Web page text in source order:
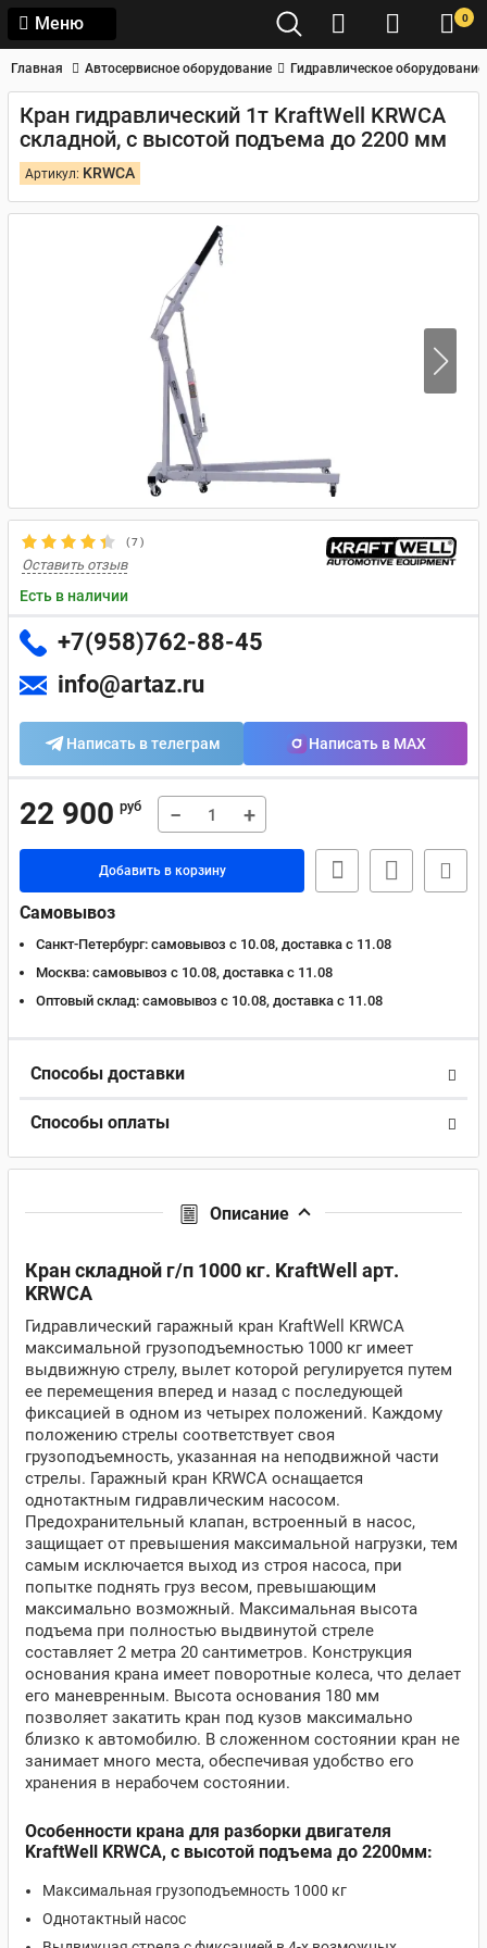
Меню 0
Главная Автосервисное оборудование Гидравлическое оборудование
Кран гидравлический 1т KraftWell KRWCA
складной, с высотой подъема до 2200 мм
Артикул: KRWCA
(7)
Оставить отзыв
Есть в наличии
+7(958)762-88-45
info@artaz.ru
Написать в телеграм Написать в MAX
22 900 руб − +
Добавить в корзину
Самовывоз
Санкт-Петербург: самовывоз с 10.08, доставка c 11.08
Москва: самовывоз с 10.08, доставка c 11.08
Оптовый склад: самовывоз с 10.08, доставка c 11.08
Способы доставки
Способы оплаты
Описание
Кран складной г/п 1000 кг. KraftWell арт.
KRWCA
Гидравлический гаражный кран KraftWell KRWCA
максимальной грузоподъемностью 1000 кг имеет
выдвижную стрелу, вылет которой регулируется путем
ее перемещения вперед и назад с последующей
фиксацией в одном из четырех положений. Каждому
положению стрелы соответствует своя
грузоподъемность, указанная на неподвижной части
стрелы. Гаражный кран KRWCA оснащается
однотактным гидравлическим насосом.
Предохранительный клапан, встроенный в насос,
защищает от превышения максимальной нагрузки, тем
самым исключается выход из строя насоса, при
попытке поднять груз весом, превышающим
максимально возможный. Максимальная высота
подъема при полностью выдвинутой стреле
составляет 2 метра 20 сантиметров. Конструкция
основания крана имеет поворотные колеса, что делает
его маневренным. Высота основания 180 мм
позволяет закатить кран под кузов максимально
близко к автомобилю. В сложенном состоянии кран не
занимает много места, обеспечивая удобство его
хранения в нерабочем состоянии.
Особенности крана для разборки двигателя
KraftWell KRWCA, с высотой подъема до 2200мм:
Максимальная грузоподъемность 1000 кг
Однотактный насос